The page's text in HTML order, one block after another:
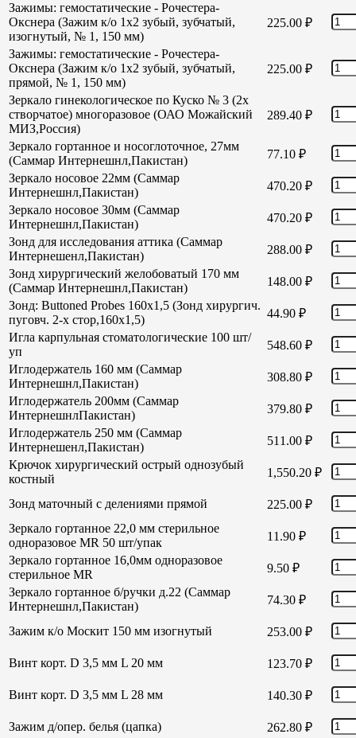
Зажимы: гемостатические - Рочестера-
Окснера (Зажим к/о 1х2 зубый, зубчатый,
изогнутый, № 1, 150 мм)
225.00 ₽
Зажимы: гемостатические - Рочестера-
Окснера (Зажим к/о 1х2 зубый, зубчатый,
прямой, № 1, 150 мм)
225.00 ₽
Зеркало гинекологическое по Куско № 3 (2х
створчатое) многоразовое (ОАО Можайский
МИЗ,Россия)
289.40 ₽
Зеркало гортанное и носоглоточное, 27мм
(Саммар Интернешнл,Пакистан)
77.10 ₽
Зеркало носовое 22мм (Саммар
Интернешнл,Пакистан)
470.20 ₽
Зеркало носовое 30мм (Саммар
Интернешнл,Пакистан)
470.20 ₽
Зонд для исследования аттика (Саммар
Интернешенл,Пакистан)
288.00 ₽
Зонд хирургический желобоватый 170 мм
(Саммар Интернешнл,Пакистан)
148.00 ₽
Зонд: Buttoned Probes 160х1,5 (Зонд хирургич.
пуговч. 2-х стор,160х1,5)
44.90 ₽
Игла карпульная стоматологические 100 шт/
уп
548.60 ₽
Иглодержатель 160 мм (Саммар
Интернешнл,Пакистан)
308.80 ₽
Иглодержатель 200мм (Саммар
ИнтернешнлПакистан)
379.80 ₽
Иглодержатель 250 мм (Саммар
Интернешенл,Пакистан)
511.00 ₽
Крючок хирургический острый однозубый
костный
1,550.20 ₽
Зонд маточный с делениями прямой 225.00 ₽
Зеркало гортанное 22,0 мм стерильное
одноразовое MR 50 шт/упак
11.90 ₽
Зеркало гортанное 16,0мм одноразовое
стерильное MR
9.50 ₽
Зеркало гортанное б/ручки д.22 (Саммар
Интернешнл,Пакистан)
74.30 ₽
Зажим к/о Москит 150 мм изогнутый 253.00 ₽
Винт корт. D 3,5 мм L 20 мм 123.70 ₽
Винт корт. D 3,5 мм L 28 мм 140.30 ₽
Зажим д/опер. белья (цапка) 262.80 ₽